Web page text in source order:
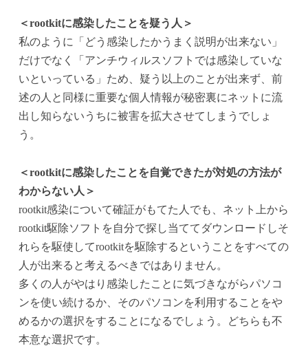
＜rootkitに感染したことを疑う人＞
私のように「どう感染したかうまく説明が出来ない」
だけでなく「アンチウィルスソフトでは感染していな
いといっている」ため、疑う以上のことが出来ず、前
述の人と同様に重要な個人情報が秘密裏にネットに流
出し知らないうちに被害を拡大させてしまうでしょ
う。
＜rootkitに感染したことを自覚できたが対処の方法が
わからない人＞
rootkit感染について確証がもてた人でも、ネット上から
rootkit駆除ソフトを自分で探し当ててダウンロードしそ
れらを駆使してrootkitを駆除するということをすべての
人が出来ると考えるべきではありません。
多くの人がやはり感染したことに気づきながらパソコ
ンを使い続けるか、そのパソコンを利用することをや
めるかの選択をすることになるでしょう。どちらも不
本意な選択です。